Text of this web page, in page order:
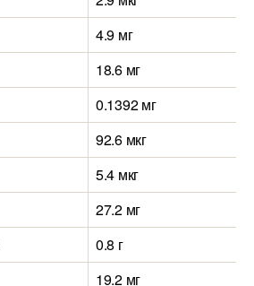
4.9 мг
18.6 мг
0.1392 мг
92.6 мкг
5.4 мкг
27.2 мг
0.8 г
19.2 мг